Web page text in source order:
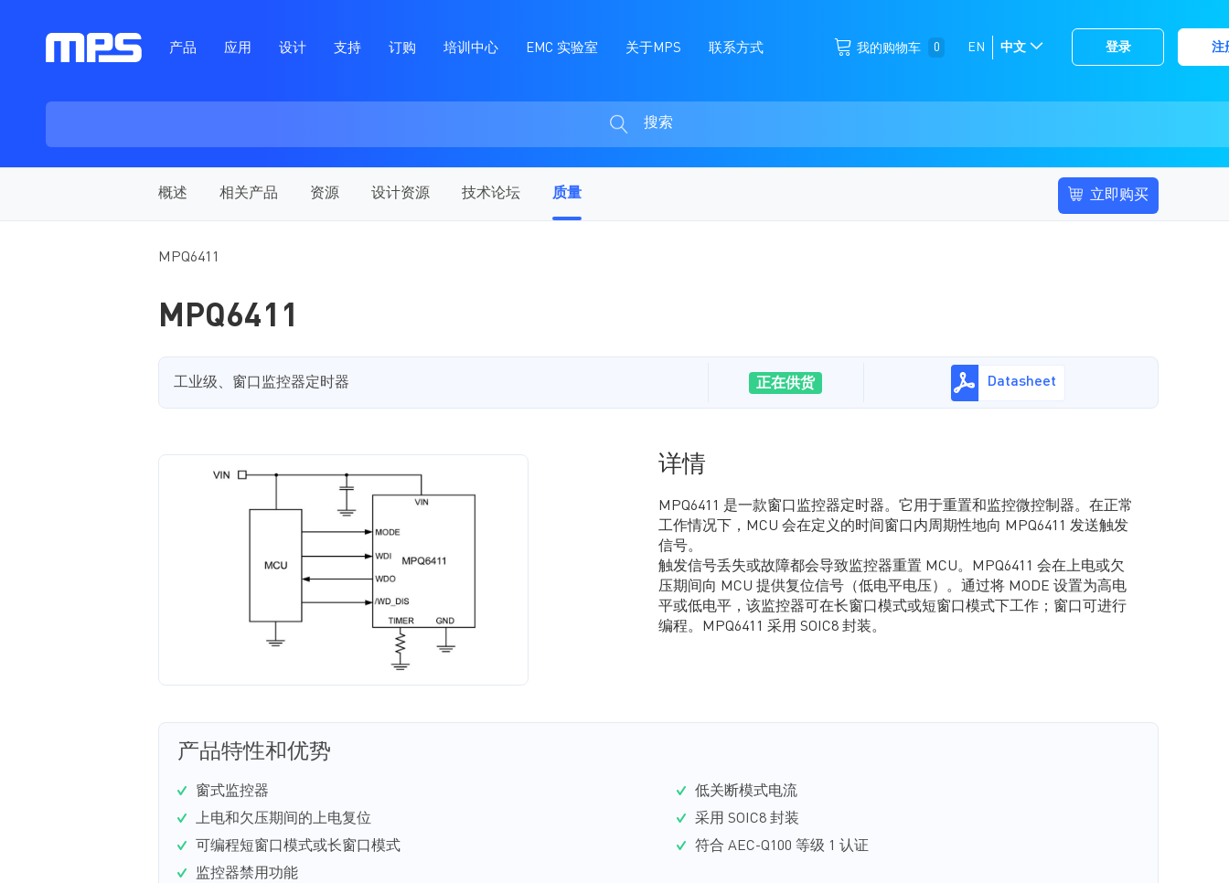
产品 应用 设计 支持 订购 培训中心 EMC 实验室 关于MPS 联系方式 我的购物车 0 登录 注
跳
到
EN
选
中文
搜索
概述 相关产品 资源 设计资源 技术论坛 质量 立即购买
MPQ6411
MPQ6411
工业级、窗口监控器定时器 正在供货 Datasheet
详情
MPQ6411 是一款窗口监控器定时器。它用于重置和监控微控制器。在正常
工作情况下，MCU 会在定义的时间窗口内周期性地向 MPQ6411 发送触发
信号。
触发信号丢失或故障都会导致监控器重置 MCU。MPQ6411 会在上电或欠
压期间向 MCU 提供复位信号（低电平电压）。通过将 MODE 设置为高电
平或低电平，该监控器可在长窗口模式或短窗口模式下工作；窗口可进行
编程。MPQ6411 采用 SOIC8 封装。
产品特性和优势
窗式监控器
上电和欠压期间的上电复位
可编程短窗口模式或长窗口模式
监控器禁用功能
低关断模式电流
采用 SOIC8 封装
符合 AEC-Q100 等级 1 认证